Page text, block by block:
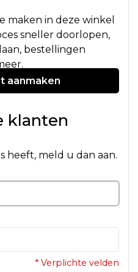
maken in deze winkel
sneller doorlopen,
bestellingen
aanmaken
klanten
heeft, meld u dan aan.
* Verplichte velden